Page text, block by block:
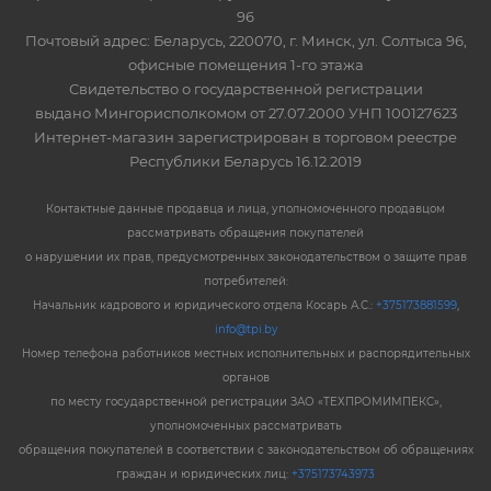
96
Почтовый адрес: Беларусь, 220070, г. Минск, ул. Солтыса 96,
офисные помещения 1-го этажа
Свидетельство о государственной регистрации
выдано Мингорисполкомом от 27.07.2000 УНП 100127623
Интернет-магазин зарегистрирован в торговом реестре
Республики Беларусь 16.12.2019
Контактные данные продавца и лица, уполномоченного продавцом
рассматривать обращения покупателей
о нарушении их прав, предусмотренных законодательством о защите прав
потребителей:
Начальник кадрового и юридического отдела Косарь А.С.: +375173881599,
info@tpi.by
Номер телефона работников местных исполнительных и распорядительных
органов
по месту государственной регистрации ЗАО «ТЕХПРОМИМПЕКС»,
уполномоченных рассматривать
обращения покупателей в соответствии с законодательством об обращениях
граждан и юридических лиц: +375173743973